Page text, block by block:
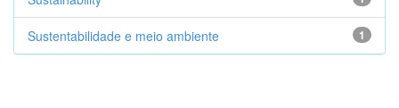
1
Sustentabilidade e meio ambiente